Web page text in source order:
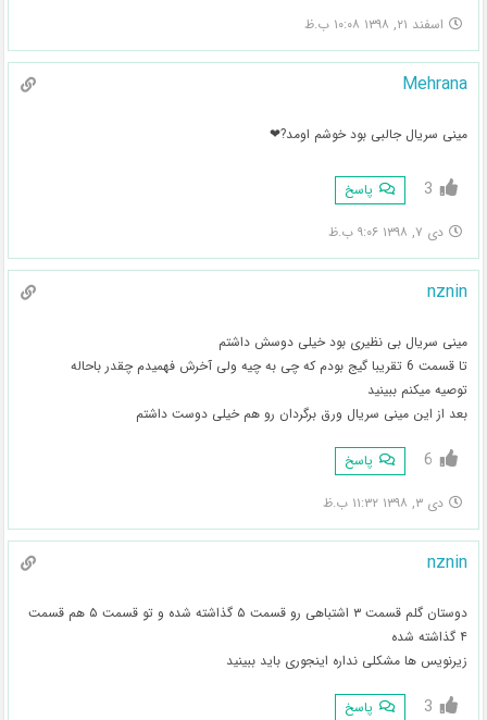
اسفند ۲۱, ۱۳۹۸ ۱۰:۰۸ ب.ظ
Mehrana
مینی سریال جالبی بود خوشم اومد?❤
3 پاسخ
دی ۷, ۱۳۹۸ ۹:۰۶ ب.ظ
nznin
مینی سریال بی نظیری بود خیلی دوسش داشتم
تا قسمت 6 تقریبا گیج بودم که چی به چیه ولی آخرش فهمیدم چقدر باحاله
توصیه میکنم ببینید
بعد از این مینی سریال ورق برگردان رو هم خیلی دوست داشتم
6 پاسخ
دی ۳, ۱۳۹۸ ۱۱:۳۲ ب.ظ
nznin
دوستان گلم قسمت ۳ اشتباهی رو قسمت ۵ گذاشته شده و تو قسمت ۵ هم قسمت
۴ گذاشته شده
زیرنویس ها مشکلی نداره اینجوری باید ببینید
3 پاسخ